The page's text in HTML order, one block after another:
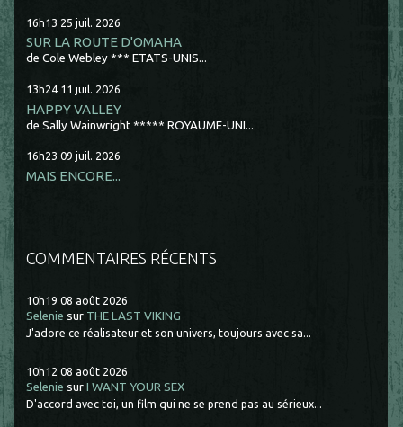
16h13 25 juil. 2026
SUR LA ROUTE D'OMAHA
de Cole Webley *** ETATS-UNIS...
13h24 11 juil. 2026
HAPPY VALLEY
de Sally Wainwright ***** ROYAUME-UNI...
16h23 09 juil. 2026
MAIS ENCORE...
COMMENTAIRES RÉCENTS
10h19 08 août 2026
Selenie sur THE LAST VIKING
J'adore ce réalisateur et son univers, toujours avec sa...
10h12 08 août 2026
Selenie surI WANT YOUR SEX
D'accord avec toi, un film qui ne se prend pas au sérieux...